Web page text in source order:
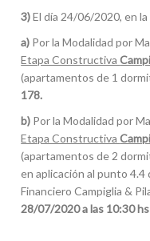
3)El día 24/06/2020, en
a) Por la Modalidad por
Etapa Constructiva
(apartamentos de 1
178.
b) Por la Modalidad por
Etapa Constructiva
(apartamentos de 2
en aplicación al punto
Financiero Campiglia &
28/07/2020 a las 10:30